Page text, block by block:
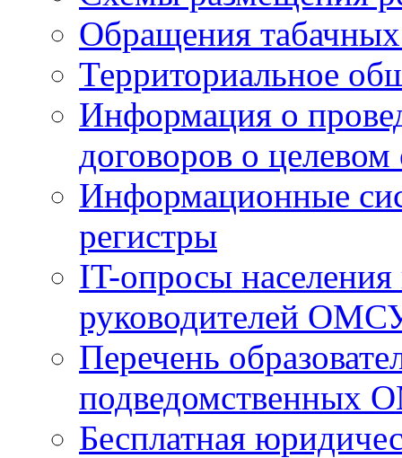
Обращения
Территориальное
Информация о
договоров о
Информационные
регистры
IT-опросы населения
руководителей
Перечень
подведомственных
Бесплатная